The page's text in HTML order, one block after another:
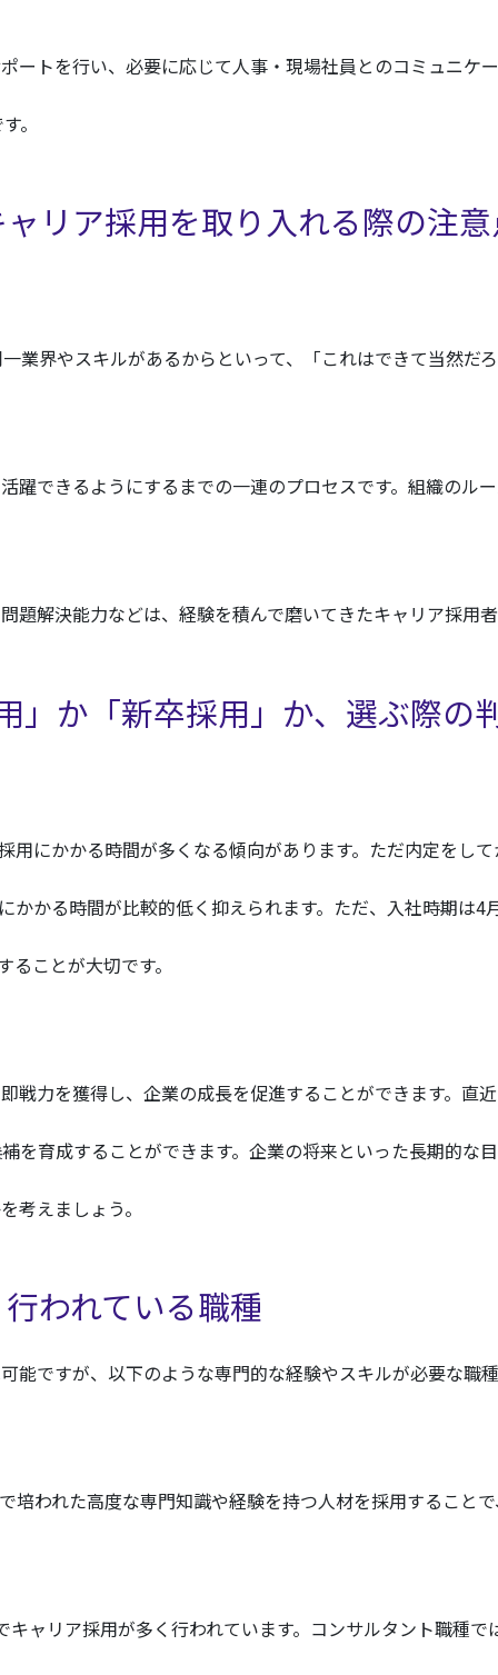
トを行い、必要に応じて人事・現場社員とのコミュニ
。
リア採用を取り入れる際の注
やスキルがあるからといって、「これはできて当
きるようにするまでの一連のプロセスです。組織
決能力などは、経験を積んで磨いてきたキャリア
」か「新卒採用」か、選ぶ際の
にかかる時間が多くなる傾向があります。ただ内定をし
かる時間が比較的低く抑えられます。ただ、入社時期は
ことが大切です。
戦力を獲得し、企業の成長を促進することができます。直
を育成することができます。企業の将来といった長期的な
考えましょう。
われている職種
能ですが、以下のような専門的な経験やスキルが必要な職
た高度な専門知識や経験を持つ人材を採用す
ア採用が多く行われています。コンサルタント